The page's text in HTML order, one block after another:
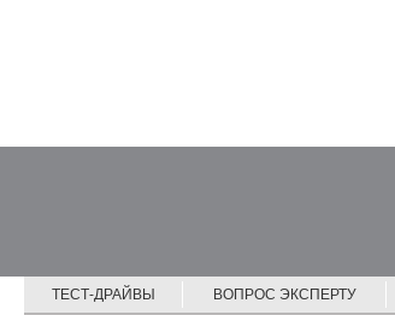
ТЕСТ-ДРАЙВЫ ВОПРОС ЭКСПЕРТУ